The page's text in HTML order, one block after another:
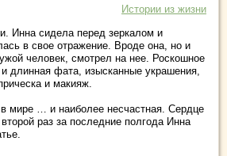
Истории из жизни
Инна сидела перед зеркалом и
в свое отражение. Вроде она, но и
человек, смотрел на нее. Роскошное
длинная фата, изысканные украшения,
и макияж.
мире … и наиболее несчастная. Сердце
раз за последние полгода Инна